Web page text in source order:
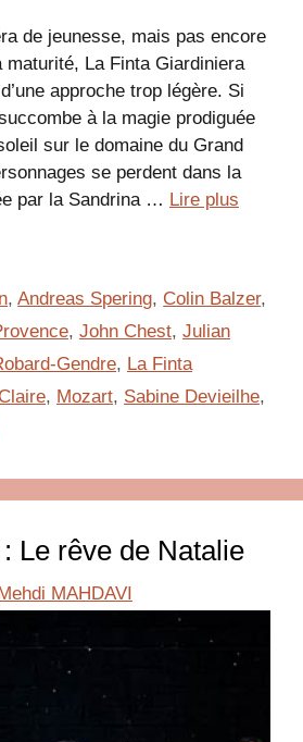
de jeunesse, mais pas encore
La Finta Giardiniera
approche trop légère. Si
à la magie prodiguée
sur le domaine du Grand
se perdent dans la
par la Sandrina … Lire plus
,Andreas Spering, Colin Balzer,
, John Chest, Julian
Gendre, La Finta
, Mozart, Sabine Devieilhe,
Le rêve de Natalie
Mehdi MAHDAVI